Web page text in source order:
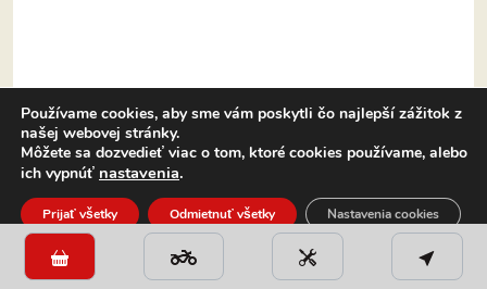
Kategórie:Okuliare,
Výrobca:Shot
Motokrosové okuliare Shot Iris 2.0 Fusion
modré výpredaj
Používame cookies, aby sme vám poskytli čo najlepší zážitok z
našej webovej stránky.
Môžete sa dozvedieť viac o tom, ktoré cookies používame, alebo
ich vypnúť nastavenia.
Prijať všetky Odmietnuť všetky Nastavenia cookies
Close GDPR Cookie Banner